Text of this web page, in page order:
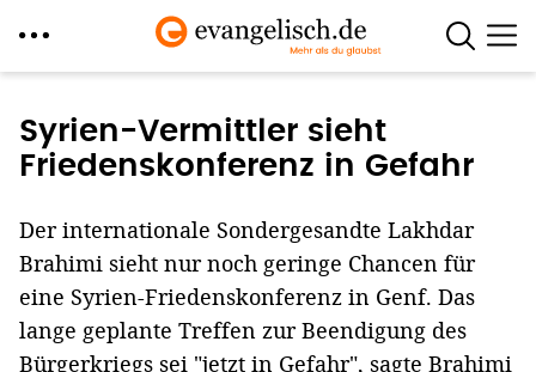
zum
Inhalt
Syrien-Vermittler sieht
Friedenskonferenz in Gefahr
Der internationale Sondergesandte Lakhdar
Brahimi sieht nur noch geringe Chancen für
eine Syrien-Friedenskonferenz in Genf. Das
lange geplante Treffen zur Beendigung des
Bürgerkriegs sei "jetzt in Gefahr", sagte Brahimi